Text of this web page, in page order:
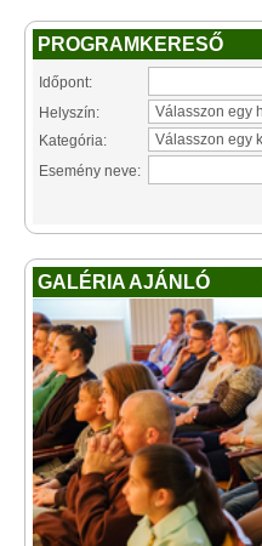
PROGRAMKERESŐ
Időpont:
Helyszín:
Kategória:
Esemény neve:
GALÉRIA AJÁNLÓ